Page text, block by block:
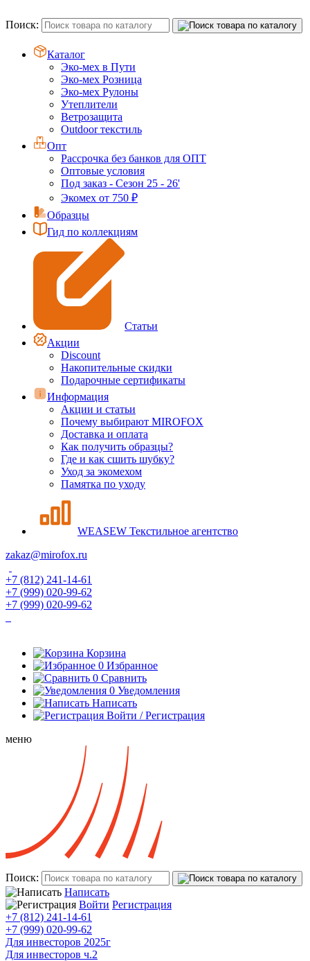
Поиск:
Каталог
Эко-мех в Пути
Эко-мех Розница
Эко-мех Рулоны
Утеплители
Ветрозащита
Outdoor текстиль
Опт
Рассрочка без банков для ОПТ
Оптовые условия
Под заказ - Сезон 25 - 26'
Экомех от 750 ₽
Образцы
Гид по коллекциям
Статьи
Акции
Discount
Накопительные скидки
Подарочные сертификаты
Информация
Акции и статьи
Почему выбирают MIROFOX
Доставка и оплата
Как получить образцы?
Где и как сшить шубку?
Уход за экомехом
Памятка по уходу
WEASEW Текстильное агентство
zakaz@mirofox.ru
+7 (812) 241-14-61
+7 (999) 020-99-62
+7 (999) 020-99-62
Корзина
0 Избранное
0 Сравнить
0 Уведомления
Написать
Войти / Регистрация
меню
Поиск:
Написать
Войти Регистрация
+7 (812) 241-14-61
+7 (999) 020-99-62
Для инвесторов 2025г
Для инвесторов ч.2